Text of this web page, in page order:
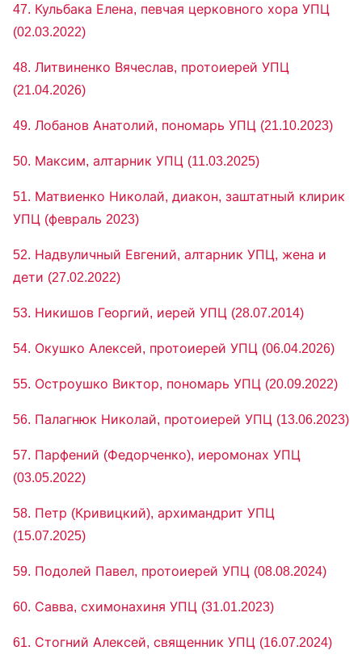
47. Кульбака Елена, певчая церковного хора УПЦ
(02.03.2022)
48. Литвиненко Вячеслав, протоиерей УПЦ
(21.04.2026)
49. Лобанов Анатолий, пономарь УПЦ (21.10.2023)
50. Максим, алтарник УПЦ (11.03.2025)
51. Матвиенко Николай, диакон, заштатный клирик
УПЦ (февраль 2023)
52. Надвуличный Евгений, алтарник УПЦ, жена и
дети (27.02.2022)
53. Никишов Георгий, иерей УПЦ (28.07.2014)
54. Окушко Алексей, протоиерей УПЦ (06.04.2026)
55. Остроушко Виктор, пономарь УПЦ (20.09.2022)
56. Палагнюк Николай, протоиерей УПЦ (13.06.2023)
57. Парфений (Федорченко), иеромонах УПЦ
(03.05.2022)
58. Петр (Кривицкий), архимандрит УПЦ
(15.07.2025)
59. Подолей Павел, протоиерей УПЦ (08.08.2024)
60. Савва, схимонахиня УПЦ (31.01.2023)
61. Стогний Алексей, священник УПЦ (16.07.2024)